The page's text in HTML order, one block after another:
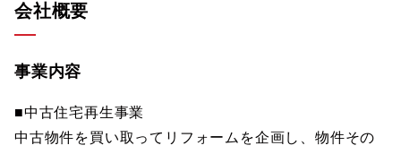
会社概要
事業内容
■中古住宅再生事業
中古物件を買い取ってリフォームを企画し、物件その